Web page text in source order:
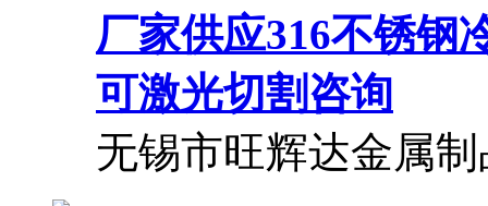
厂家供应316不锈钢
可激光切割咨询
无锡市旺辉达金属